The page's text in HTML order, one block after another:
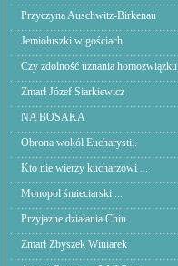
Przyczyna Auschwitz-Birkenau
Jemiołuszki w gościach
Czy zdolność uznania homozwiązku
Zmarł Józef Siarkiewicz
NA BOSAKA
Obrona wokół Eucharystii.
Kto nie wierzy kucharzowi ...
Monopol śmieciarski ...
Przyjazne działania Chin
Zmarł Zbyszek Winiarek